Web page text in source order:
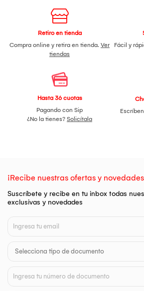
Retiro en tienda
Compra online y retira en tienda. Ver
tiendas
Fácil y
Hasta 36 cuotas
Pagando con Sip
¿No la tienes? Solicítala
¡Recibe nuestras ofertas y
Suscríbete y recibe en tu inbox todas
exclusivas y novedades